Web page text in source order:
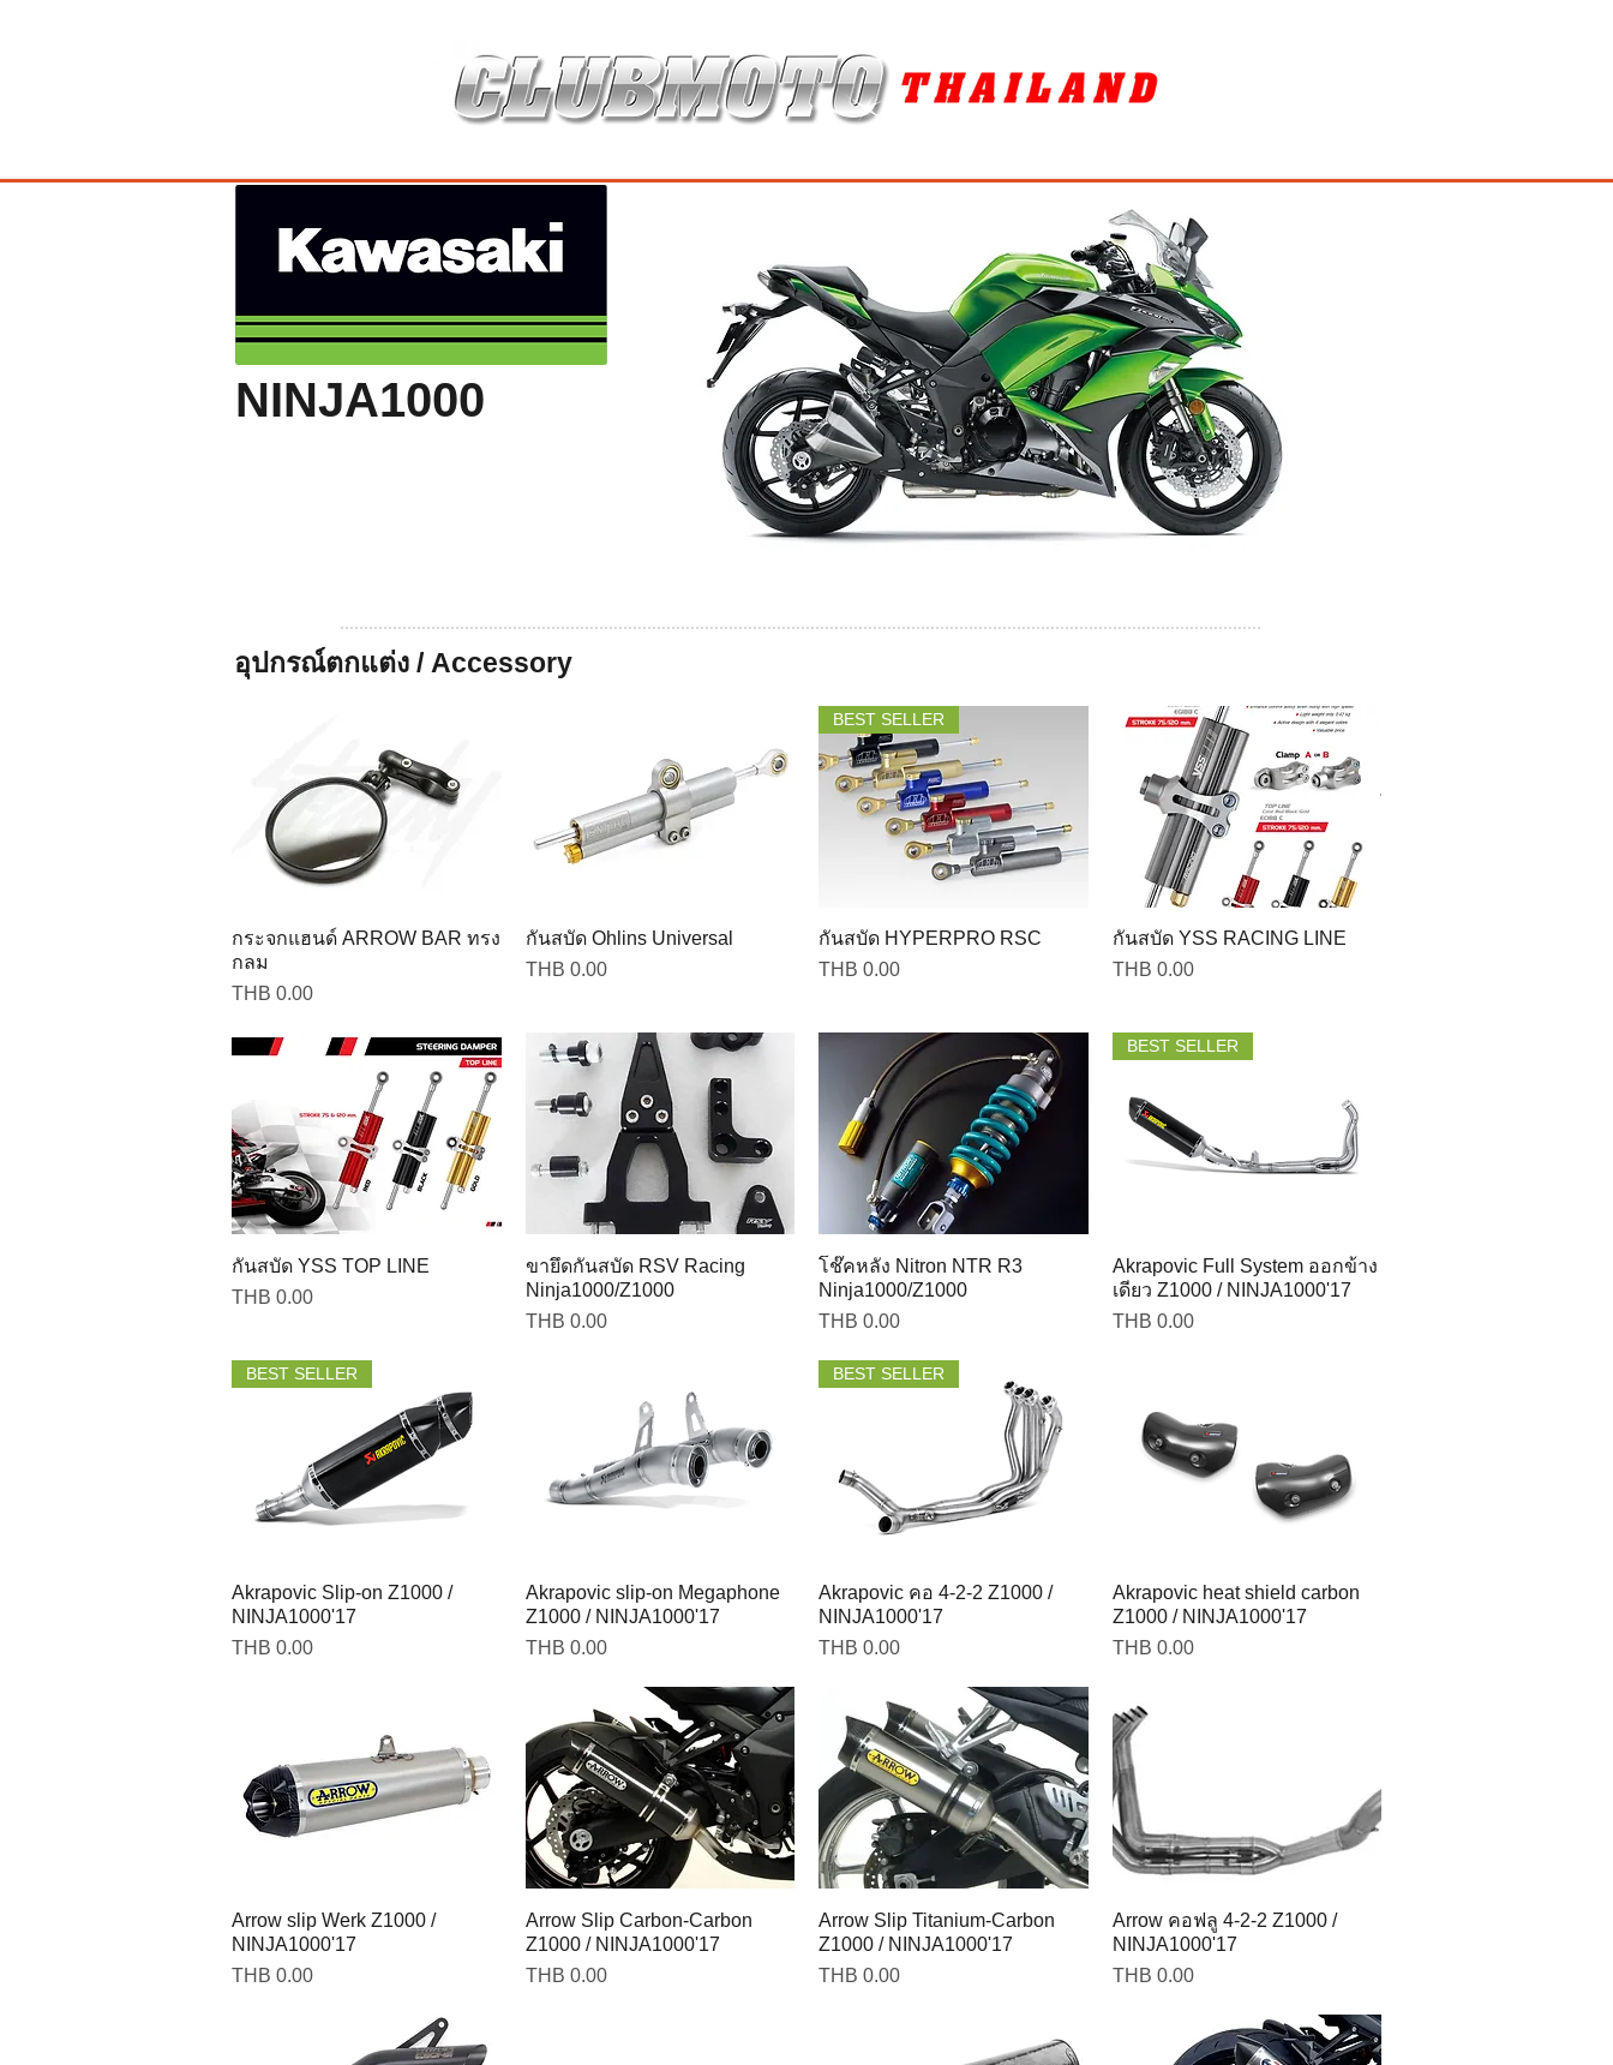
NINJA1000
อุปกรณ์ตกแต่ง / Accessory
กระจกแฮนด์ ARROW BAR ทรง
กลม
Price
THB 0.00
กันสบัด Ohlins Universal
Price
THB 0.00
BEST SELLER
กันสบัด HYPERPRO RSC
Price
THB 0.00
กันสบัด YSS RACING LINE
Price
THB 0.00
กันสบัด YSS TOP LINE
Price
THB 0.00
ขายึดกันสบัด RSV Racing
Ninja1000/Z1000
Price
THB 0.00
โช๊คหลัง Nitron NTR R3
Ninja1000/Z1000
Price
THB 0.00
BEST SELLER
Akrapovic Full System ออกข้าง
เดียว Z1000 / NINJA1000'17
Price
THB 0.00
BEST SELLER
Akrapovic Slip-on Z1000 /
NINJA1000'17
Price
THB 0.00
Akrapovic slip-on Megaphone
Z1000 / NINJA1000'17
Price
THB 0.00
BEST SELLER
Akrapovic คอ 4-2-2 Z1000 /
NINJA1000'17
Price
THB 0.00
Akrapovic heat shield carbon
Z1000 / NINJA1000'17
Price
THB 0.00
Arrow slip Werk Z1000 /
NINJA1000'17
Price
THB 0.00
Arrow Slip Carbon-Carbon
Z1000 / NINJA1000'17
Price
THB 0.00
Arrow Slip Titanium-Carbon
Z1000 / NINJA1000'17
Price
THB 0.00
Arrow คอฟลู 4-2-2 Z1000 /
NINJA1000'17
Price
THB 0.00